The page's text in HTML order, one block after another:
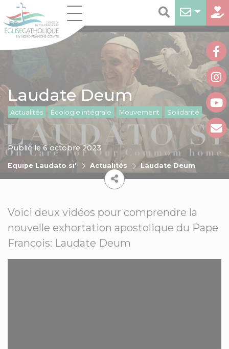
Laudate Deum
Actualités Écologie intégrale Mouvement Solidarité
Équipe Laudato si' Actualités Laudate Deum
Publié le 6 octobre 2023
Voici deux vidéos pour comprendre la
nouvelle exhortation apostolique du Pape
Francois: Laudate Deum